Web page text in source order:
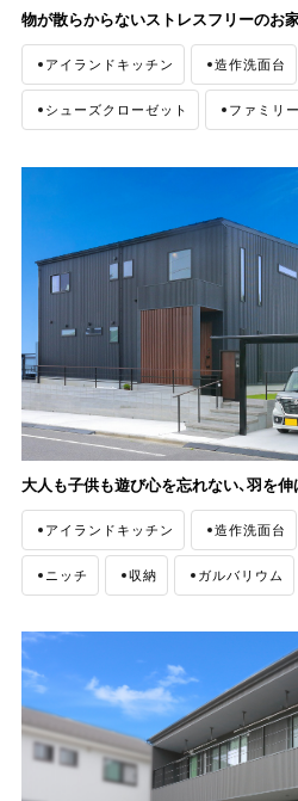
物が散らからないストレスフリーのお
アイランドキッチン 造作洗面台
シューズクローゼット ファミリ
大人も子供も遊び心を忘れない、羽を
アイランドキッチン 造作洗面台
ニッチ 収納 ガルバリウム